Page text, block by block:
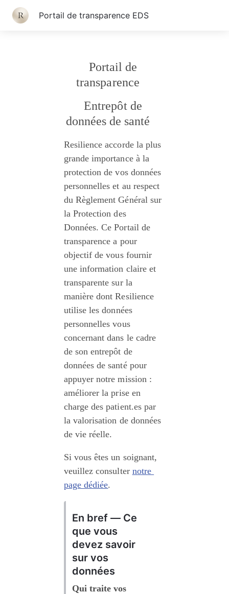
Portail de transparence EDS
Portail de
transparence
Entrepôt de
données de santé
Resilience accorde la plus
grande importance à la
protection de vos données
personnelles et au respect
du Règlement Général sur
la Protection des
Données. Ce Portail de
transparence a pour
objectif de vous fournir
une information claire et
transparente sur la
manière dont Resilience
utilise les données
personnelles vous
concernant dans le cadre
de son entrepôt de
données de santé pour
appuyer notre mission :
améliorer la prise en
charge des patient.es par
la valorisation de données
de vie réelle.
Si vous êtes un soignant,
veuillez consulter notre
page dédiée.
En bref — Ce
que vous
devez savoir
sur vos
données
Qui traite vos